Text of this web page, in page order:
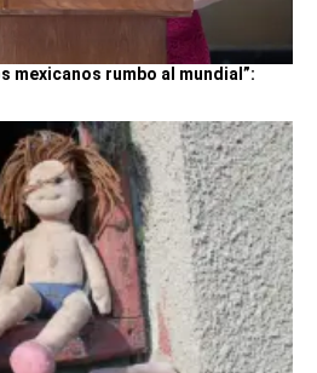
mexicanos rumbo al mundial”: